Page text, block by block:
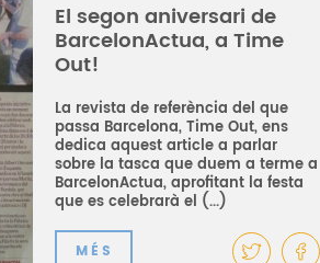
El segon aniversari de
BarcelonActua, a Time
Out!
La revista de referència del que
passa Barcelona, Time Out, ens
dedica aquest article a parlar
sobre la tasca que duem a terme a
BarcelonActua, aprofitant la festa
que es celebrarà el (...)
MÉS